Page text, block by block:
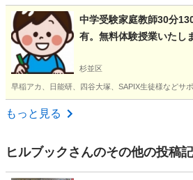
東京 世田谷区 家庭教師 無料
中学受験家庭教師30分
有。無料体験授業いたし
杉並区
早稲アカ、日能研、四谷大塚、SAPIX生徒様などサ
東京 杉並区
もっと見る
ヒルブック さんのその他の投稿記